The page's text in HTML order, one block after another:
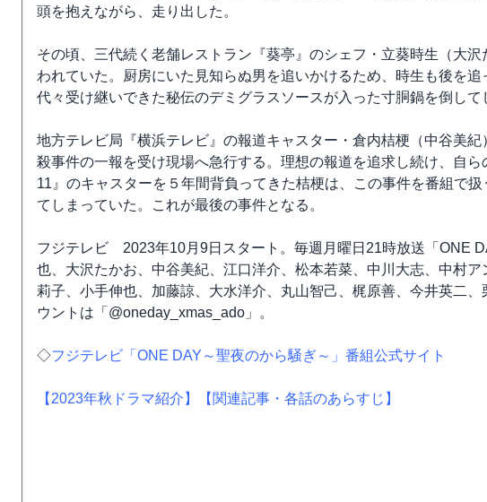
頭を抱えながら、走り出した。
その頃、三代続く老舗レストラン『葵亭』のシェフ・立葵時生（大
われていた。厨房にいた見知らぬ男を追いかけるため、時生も後を追
代々受け継いできた秘伝のデミグラスソースが入った寸胴鍋を倒して
地方テレビ局『横浜テレビ』の報道キャスター・倉内桔梗（中谷美
殺事件の一報を受け現場へ急行する。理想の報道を追求し続け、自
11』のキャスターを５年間背負ってきた桔梗は、この事件を番組で
てしまっていた。これが最後の事件となる。
フジテレビ 2023年10月9日スタート。毎週月曜日21時放送「ONE
也、大沢たかお、中谷美紀、江口洋介、松本若菜、中川大志、中村
莉子、小手伸也、加藤諒、大水洋介、丸山智己、梶原善、今井英二
ウントは「@oneday_xmas_ado」。
◇フジテレビ「ONE DAY～聖夜のから騒ぎ～」番組公式サイト
【2023年秋ドラマ紹介】 【関連記事・各話のあらすじ】